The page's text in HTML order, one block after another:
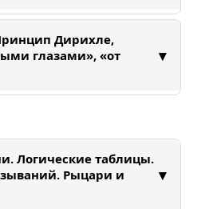
Научимся вычислять
и объемы различных
задачи на
Дирихле,
глазами», «от
▾
математических
Дирихле, доказательство
Логические таблицы.
Рыцари и
▾